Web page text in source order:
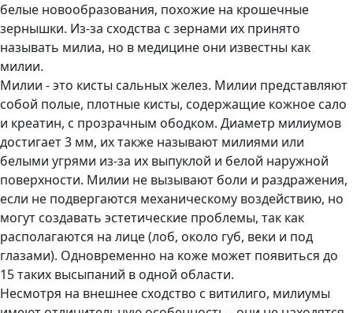
белые новообразования, похожие на крошечные
зернышки. Из-за сходства с зернами их принято
называть милиа, но в медицине они известны как
милии.
Милии - это кисты сальных желез. Милии представляют
собой полые, плотные кисты, содержащие кожное сало
и креатин, с прозрачным ободком. Диаметр милиумов
достигает 3 мм, их также называют милиями или
белыми угрями из-за их выпуклой и белой наружной
поверхности. Милии не вызывают боли и раздражения,
если не подвергаются механическому воздействию, но
могут создавать эстетические проблемы, так как
располагаются на лице (лоб, около губ, веки и под
глазами). Одновременно на коже может появиться до
15 таких высыпаний в одной области.
Несмотря на внешнее сходство с витилиго, милиумы